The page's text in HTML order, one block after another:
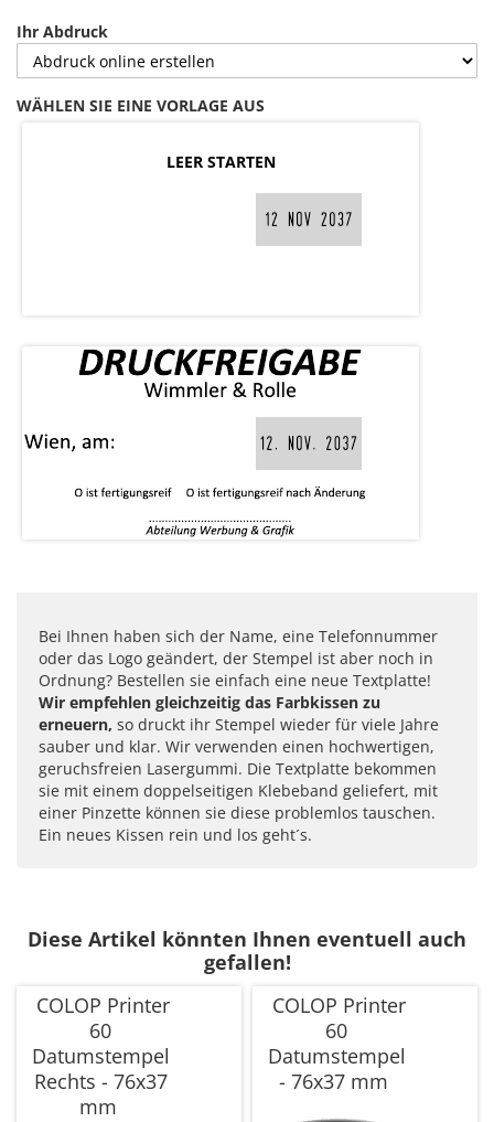
Ihr Abdruck
WÄHLEN SIE EINE VORLAGE AUS
LEER STARTEN
Bei Ihnen haben sich der Name, eine Telefonnummer
oder das Logo geändert, der Stempel ist aber noch in
Ordnung? Bestellen sie einfach eine neue Textplatte!
Wir empfehlen gleichzeitig das Farbkissen zu
erneuern, so druckt ihr Stempel wieder für viele Jahre
sauber und klar. Wir verwenden einen hochwertigen,
geruchsfreien Lasergummi. Die Textplatte bekommen
sie mit einem doppelseitigen Klebeband geliefert, mit
einer Pinzette können sie diese problemlos tauschen.
Ein neues Kissen rein und los geht´s.
Diese Artikel könnten Ihnen eventuell auch
gefallen!
COLOP Printer
60
Datumstempel
Rechts - 76x37
mm
COLOP Printer
60
Datumstempel
- 76x37 mm